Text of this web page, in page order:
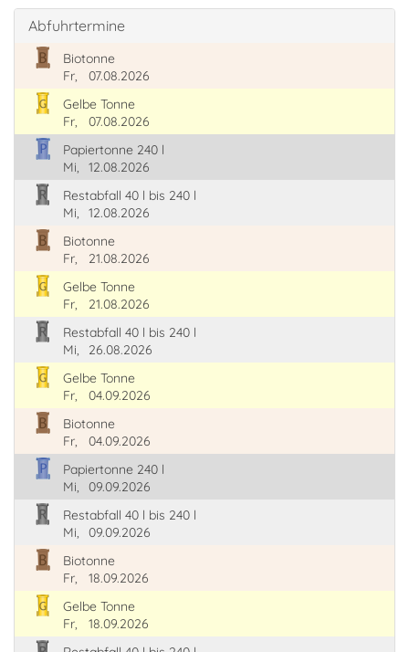
Abfuhrtermine
Biotonne
Fr,
07.08.2026
Gelbe Tonne
Fr,
07.08.2026
Papiertonne 240 l
Mi,
12.08.2026
Restabfall 40 l bis 240 l
Mi,
12.08.2026
Biotonne
Fr,
21.08.2026
Gelbe Tonne
Fr,
21.08.2026
Restabfall 40 l bis 240 l
Mi,
26.08.2026
Gelbe Tonne
Fr,
04.09.2026
Biotonne
Fr,
04.09.2026
Papiertonne 240 l
Mi,
09.09.2026
Restabfall 40 l bis 240 l
Mi,
09.09.2026
Biotonne
Fr,
18.09.2026
Gelbe Tonne
Fr,
18.09.2026